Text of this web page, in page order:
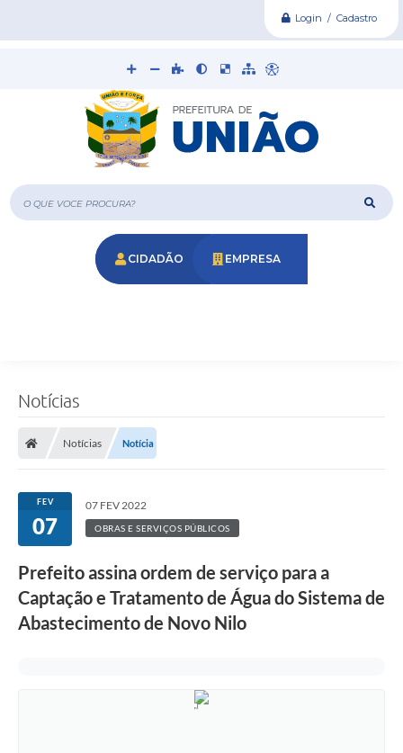
Login / Cadastro
O que voce procura?
CIDADÃO EMPRESA
Notícias
Notícias Notícia
FEV
07
07 FEV 2022
OBRAS E SERVIÇOS PÚBLICOS
Prefeito assina ordem de serviço para a
Captação e Tratamento de Água do Sistema de
Abastecimento de Novo Nilo